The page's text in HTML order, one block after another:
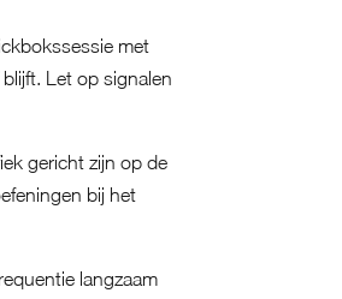
met
Let op signalen
gericht zijn op de
bij het
langzaam